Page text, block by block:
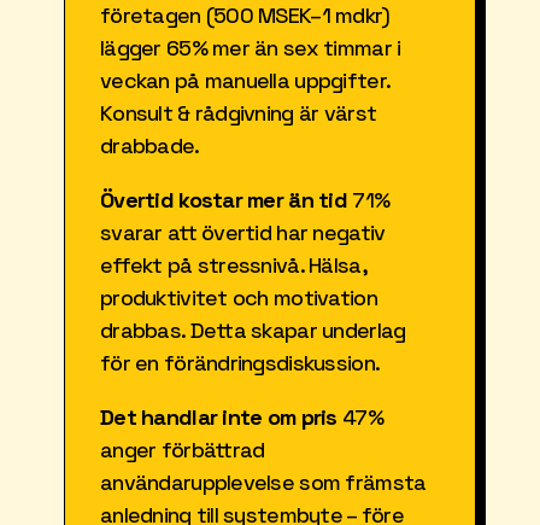
företagen (500 MSEK–1 mdkr)
lägger 65% mer än sex timmar i
veckan på manuella uppgifter.
Konsult & rådgivning är värst
drabbade.
Övertid kostar mer än tid 71%
svarar att övertid har negativ
effekt på stressnivå. Hälsa,
produktivitet och motivation
drabbas. Detta skapar underlag
för en förändringsdiskussion.
Det handlar inte om pris 47%
anger förbättrad
användarupplevelse som främsta
anledning till systembyte – före